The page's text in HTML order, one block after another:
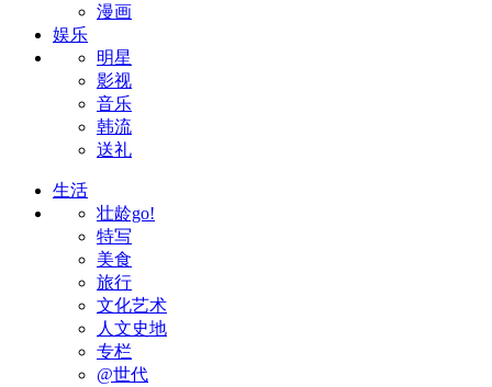
漫画
娱乐
明星
影视
音乐
韩流
送礼
生活
壮龄go!
特写
美食
旅行
文化艺术
人文史地
专栏
@世代